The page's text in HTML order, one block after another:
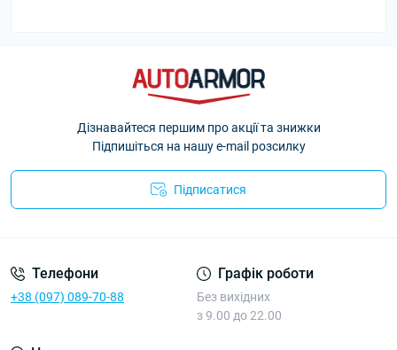
Дізнавайтеся першим про акції та знижки
Підпишіться на нашу e-mail розсилку
Підписатися
Телефони
+38 (097) 089-70-88
Графік роботи
Без вихідних
з 9.00 до 22.00